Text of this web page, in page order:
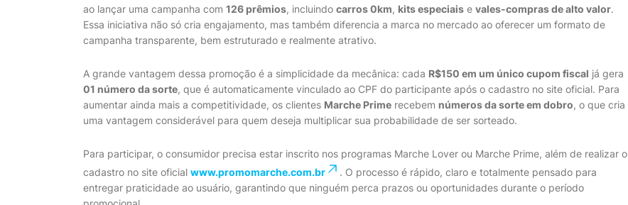
ao lançar uma campanha com 126 prêmios, incluindo carros 0km, kits especiais e vales-compras de alto valor.
Essa iniciativa não só cria engajamento, mas também diferencia a marca no mercado ao oferecer um formato de
campanha transparente, bem estruturado e realmente atrativo.
A grande vantagem dessa promoção é a simplicidade da mecânica: cada R$150 em um único cupom fiscal já gera
01 número da sorte, que é automaticamente vinculado ao CPF do participante após o cadastro no site oficial. Para
aumentar ainda mais a competitividade, os clientes Marche Prime recebem números da sorte em dobro, o que cria
uma vantagem considerável para quem deseja multiplicar sua probabilidade de ser sorteado.
Para participar, o consumidor precisa estar inscrito nos programas Marche Lover ou Marche Prime, além de realizar o
cadastro no site oficial www.promomarche.com.br
. O processo é rápido, claro e totalmente pensado para
entregar praticidade ao usuário, garantindo que ninguém perca prazos ou oportunidades durante o período